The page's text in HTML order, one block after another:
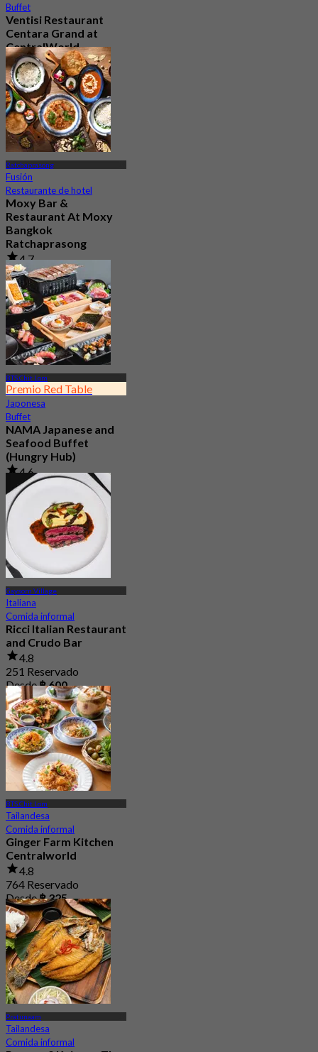
Buffet
Ventisi Restaurant
Centara Grand at
CentralWorld
4.6
6.3K Reservado
Desde฿ 749.5
Ratchaprasong
Fusión
Restaurante de hotel
Moxy Bar &
Restaurant At Moxy
Bangkok
Ratchaprasong
4.7
218 Reservado
Desde฿ 447.5
BTS Chit Lom
Premio Red Table
Japonesa
Buffet
NAMA Japanese and
Seafood Buffet
(Hungry Hub)
4.6
30K Reservado
Desde
฿ 1,399.5
Gaysorn Village
Italiana
Comida informal
Ricci Italian Restaurant
and Crudo Bar
4.8
251 Reservado
Desde฿ 600
BTS Chit Lom
Tailandesa
Comida informal
Ginger Farm Kitchen
Centralworld
4.8
764 Reservado
Desde฿ 325
Pratunaam
Tailandesa
Comida informal